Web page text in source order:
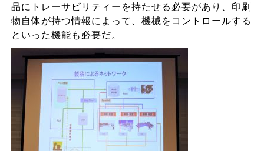
品にトレーサビリティーを持たせる必要があり、印刷
物自体が持つ情報によって、機械をコントロールする
といった機能も必要だ。